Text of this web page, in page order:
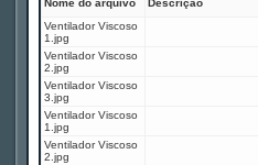
Nome do arquivo
Descrição
Ventilador Viscoso
1.jpg
Ventilador Viscoso
2.jpg
Ventilador Viscoso
3.jpg
Ventilador Viscoso
1.jpg
Ventilador Viscoso
2.jpg